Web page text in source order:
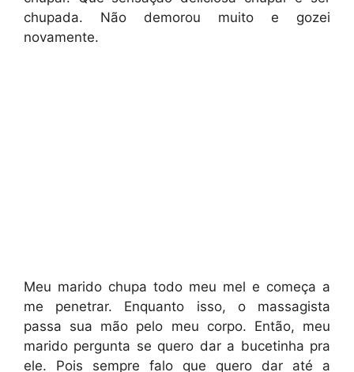
chupada. Não demorou muito e gozei
novamente.
Meu marido chupa todo meu mel e começa a
me penetrar. Enquanto isso, o massagista
passa sua mão pelo meu corpo. Então, meu
marido pergunta se quero dar a bucetinha pra
ele. Pois sempre falo que quero dar até a